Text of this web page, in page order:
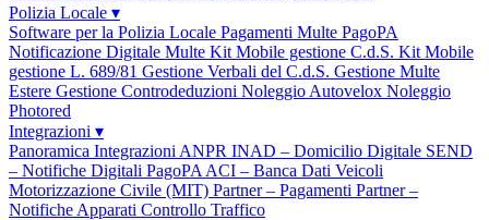
Polizia Locale ▾
Software per la Polizia Locale Pagamenti Multe PagoPA
Notificazione Digitale Multe Kit Mobile gestione C.d.S. Kit Mobile
gestione L. 689/81 Gestione Verbali del C.d.S. Gestione Multe
Estere Gestione Controdeduzioni Noleggio Autovelox Noleggio
Photored
Integrazioni ▾
Panoramica Integrazioni ANPR INAD – Domicilio Digitale SEND
– Notifiche Digitali PagoPA ACI – Banca Dati Veicoli
Motorizzazione Civile (MIT) Partner – Pagamenti Partner –
Notifiche Apparati Controllo Traffico